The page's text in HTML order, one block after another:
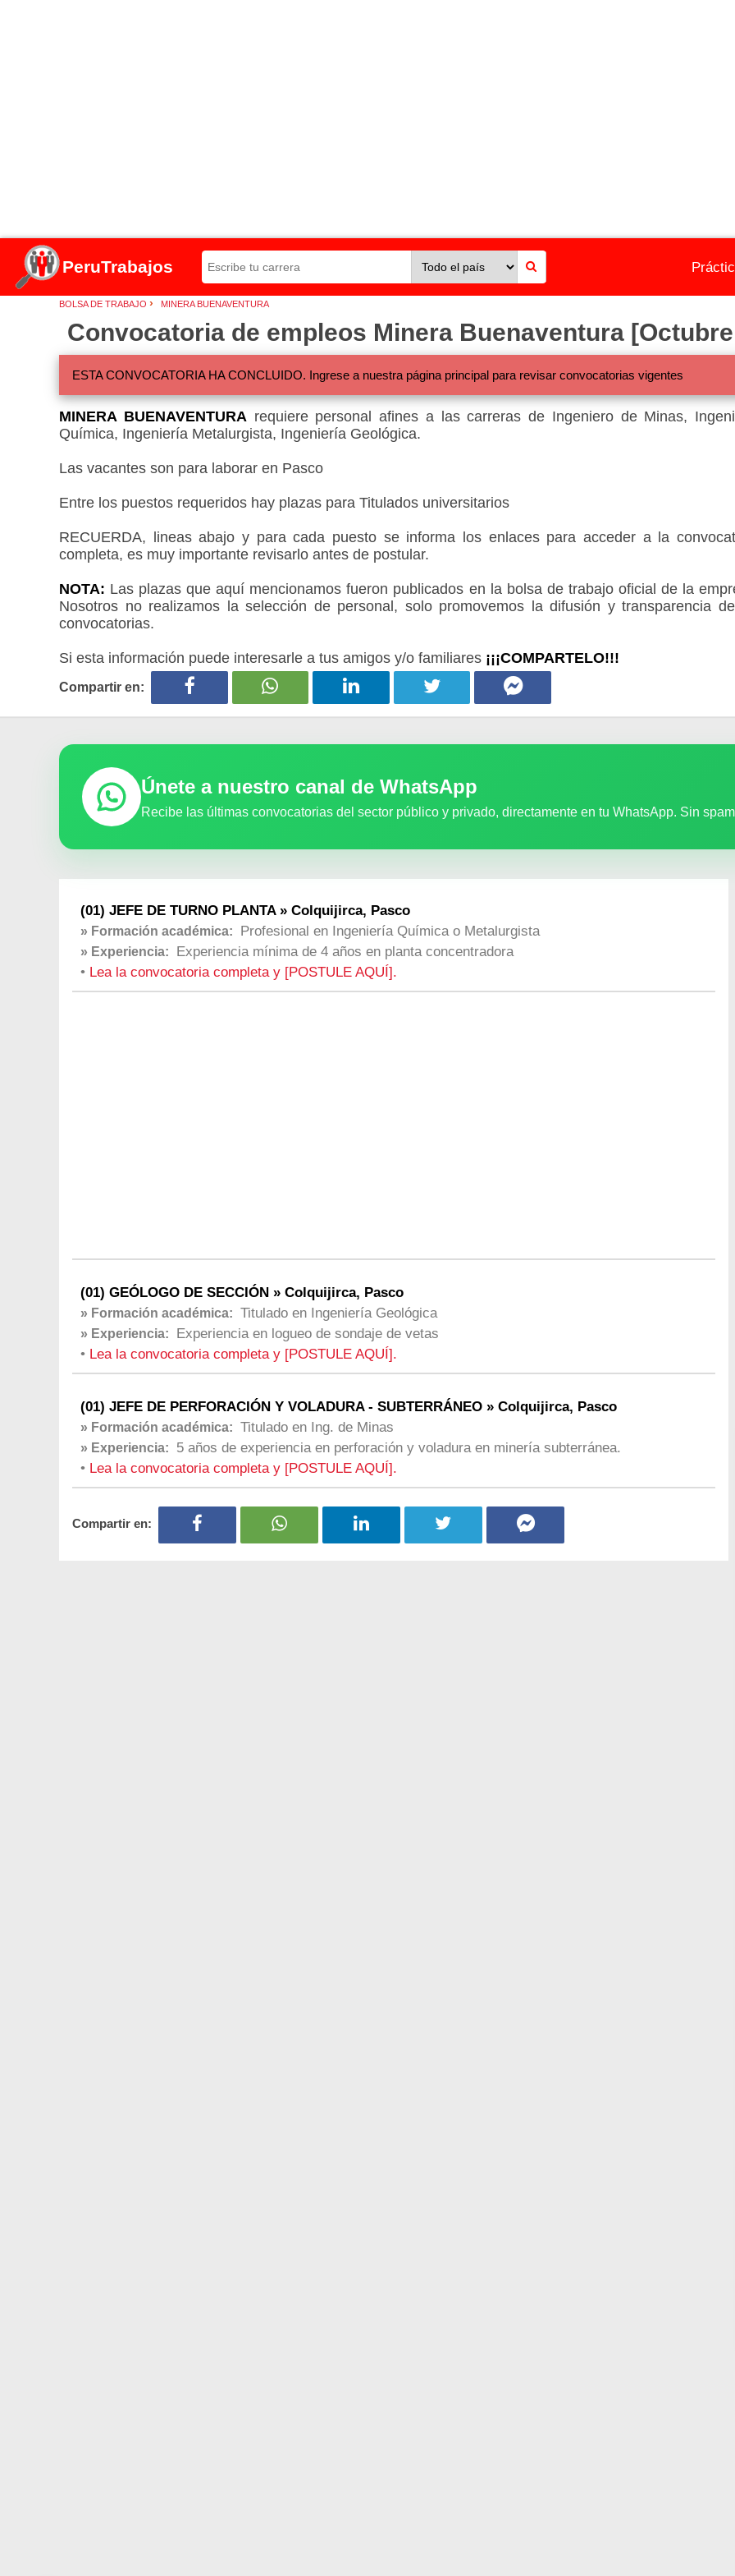
PeruTrabajos
BOLSA DE TRABAJO › MINERA BUENAVENTURA
Convocatoria de empleos Minera Buenaventura
ESTA CONVOCATORIA HA CONCLUIDO. Ingrese a nuestra página principal para revisar convocatorias vigentes
MINERA BUENAVENTURArequiere personal afines a las carreras de Ingeniero de Minas,
Química, Ingeniería Metalurgista, Ingeniería Geológica.
Las vacantes son para laborar en Pasco
Entre los puestos requeridos hay plazas para Titulados universitarios
RECUERDA, lineas abajo y para cada puesto se informa los enlaces para acceder a la
completa, es muy importante revisarlo antes de postular.
NOTA: Las plazas que aquí mencionamos fueron publicados en la bolsa de trabajo oficial de la
Nosotros no realizamos la selección de personal, solo promovemos la difusión y transparencia
convocatorias.
Si esta información puede interesarle a tus amigos y/o familiares ¡¡¡COMPARTELO!!!
Compartir en:
Únete a nuestro canal de WhatsApp
Recibe las últimas convocatorias del sector público y privado, directamente en tu WhatsApp. Sin
(01) JEFE DE TURNO PLANTA » Colquijirca, Pasco
» Formación académica: Profesional en Ingeniería Química o Metalurgista
» Experiencia:
Experiencia mínima de 4 años en planta concentradora
• Lea la convocatoria completa y [POSTULE AQUÍ].
(01) GEÓLOGO DE SECCIÓN » Colquijirca, Pasco
» Formación académica: Titulado en Ingeniería Geológica
» Experiencia:
Experiencia en logueo de sondaje de vetas
• Lea la convocatoria completa y [POSTULE AQUÍ].
(01) JEFE DE PERFORACIÓN Y VOLADURA - SUBTERRÁNEO » Colquijirca, Pasco
» Formación académica: Titulado en Ing. de Minas
» Experiencia:
5 años de experiencia en perforación y voladura en minería subterránea.
• Lea la convocatoria completa y [POSTULE AQUÍ].
Compartir en: